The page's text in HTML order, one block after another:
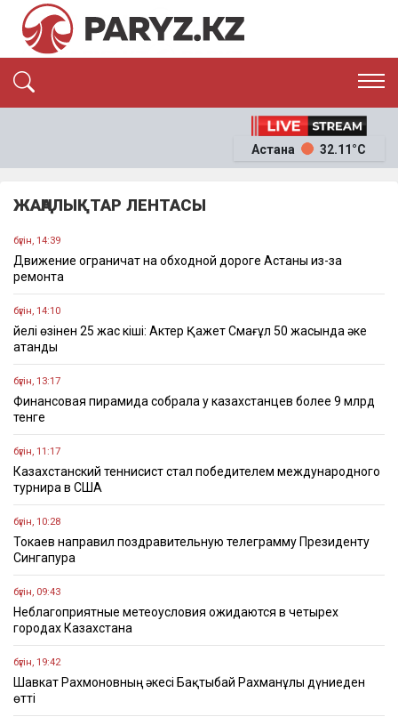
ЭКОНОМИКА
ОҚИҒА
Астана 32.11°C
ЖАҢАЛЫҚТАР ЛЕНТАСЫ
бүгін, 14:39
Движение ограничат на обходной дороге Астаны из-за
ремонта
бүгін, 14:10
Әйелі өзінен 25 жас кіші: Актер Қажет Смағұл 50 жасында әке
атанды
бүгін, 13:17
Финансовая пирамида собрала у казахстанцев более 9 млрд
тенге
бүгін, 11:17
Казахстанский теннисист стал победителем международного
турнира в США
бүгін, 10:28
Токаев направил поздравительную телеграмму Президенту
Сингапура
бүгін, 09:43
Неблагоприятные метеоусловия ожидаются в четырех
городах Казахстана
бүгін, 19:42
Шавкат Рахмоновның әкесі Бақтыбай Рахманұлы дүниеден
өтті